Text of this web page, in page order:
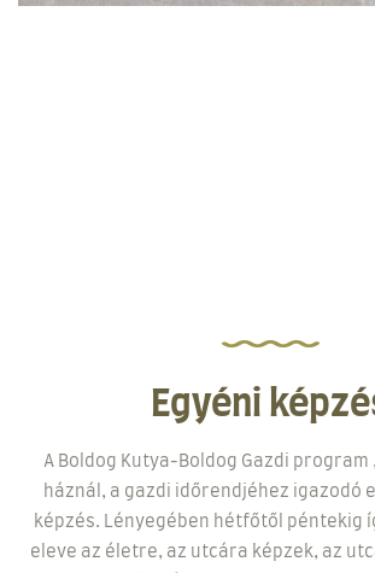
Egyéni
A Boldog Kutya-Boldog Gazdi program
háznál, a gazdi időrendjéhez igazodó
képzés. Lényegében hétfőtől péntekig
eleve az életre, az utcára képzek, az